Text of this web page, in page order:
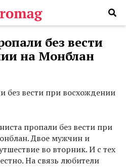
без вести
на Монблан
без вести при восхождении
пропали без вести при
Двое мужчин и
во вторник. И с тех
На связь любители